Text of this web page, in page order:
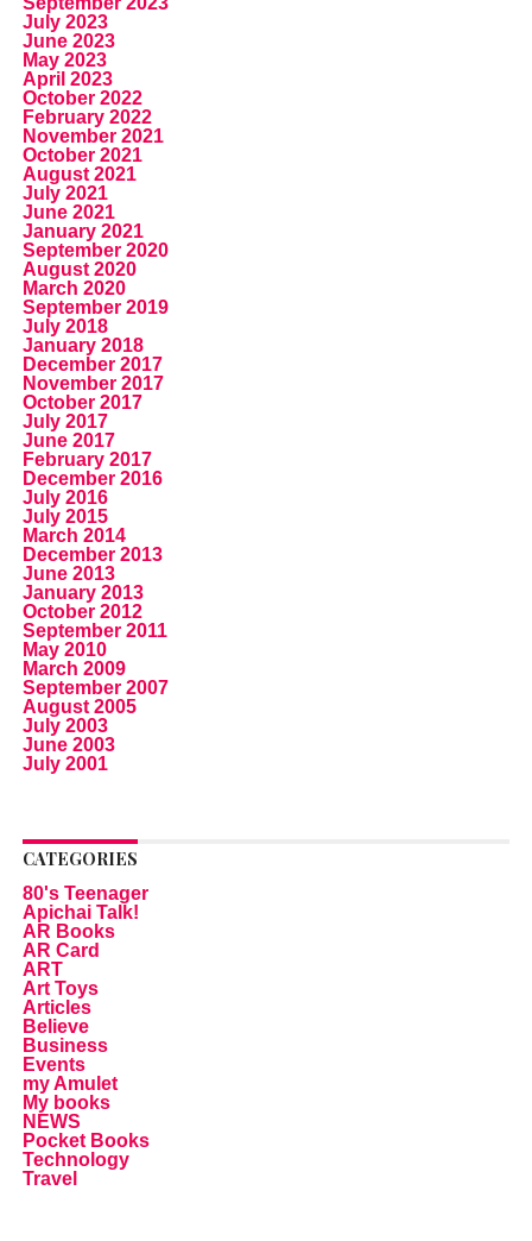
July 2023
June 2023
May 2023
April 2023
October 2022
February 2022
November 2021
October 2021
August 2021
July 2021
June 2021
January 2021
September 2020
August 2020
March 2020
September 2019
July 2018
January 2018
December 2017
November 2017
October 2017
July 2017
June 2017
February 2017
December 2016
July 2016
July 2015
March 2014
December 2013
June 2013
January 2013
October 2012
September 2011
May 2010
March 2009
September 2007
August 2005
July 2003
June 2003
July 2001
CATEGORIES
80's Teenager
Apichai Talk!
AR Books
AR Card
ART
Art Toys
Articles
Believe
Business
Events
my Amulet
My books
NEWS
Pocket Books
Technology
Travel